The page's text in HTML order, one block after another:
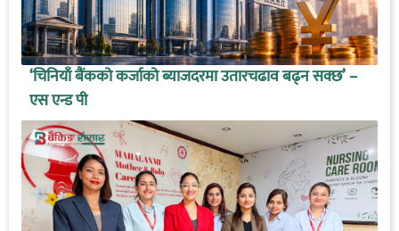
‘चिनियाँ बैंकको कर्जाको ब्याजदरमा उतारचढाव बढ्न सक्छ’ –
एस एन्ड पी